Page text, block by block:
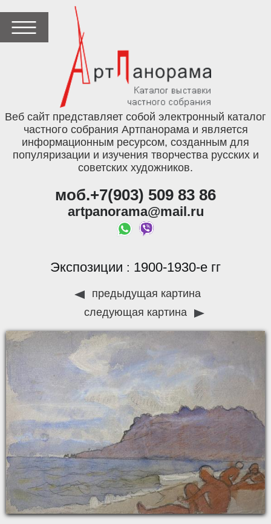
Веб сайт представляет собой электронный каталог
частного собрания Артпанорама и является
информационным ресурсом, созданным для
популяризации и изучения творчества русских и
советских художников.
моб.+7(903) 509 83 86
artpanorama@mail.ru
Экспозиции : 1900-1930-е гг
предыдущая картина
следующая картина